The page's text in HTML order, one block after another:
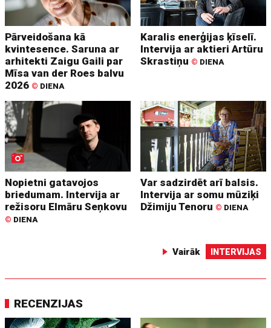
Pārveidošana kā
kvintesence. Saruna ar
arhitekti Zaigu Gaili par
Mīsa van der Roes balvu
2026 © DIENA
Karalis enerģijas ķīselī.
Intervija ar aktieri Artūru
Skrastiņu © DIENA
Nopietni gatavojos
briedumam. Intervija ar
režisoru Elmāru Seņkovu
© DIENA
Var sadzirdēt arī balsis.
Intervija ar somu mūziķi
Džimiju Tenoru © DIENA
Vairāk INTERVIJAS
RECENZIJAS